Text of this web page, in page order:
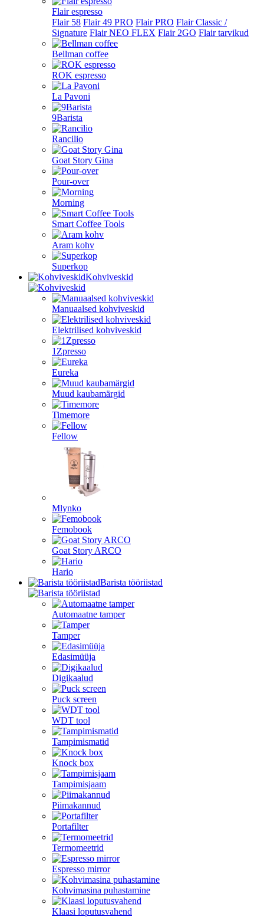
Flair espresso
Flair 58 Flair 49 PRO Flair PRO Flair Classic /
Signature Flair NEO FLEX Flair 2GO Flair tarvikud
Bellman coffee
ROK espresso
La Pavoni
9Barista
Rancilio
Goat Story Gina
Pour-over
Morning
Smart Coffee Tools
Aram kohv
Superkop
Kohviveskid
Manuaalsed kohviveskid
Elektrilised kohviveskid
1Zpresso
Eureka
Muud kaubamärgid
Timemore
Fellow
Mlynko
Femobook
Goat Story ARCO
Hario
Barista tööriistad
Automaatne tamper
Tamper
Edasimüüja
Digikaalud
Puck screen
WDT tool
Tampimismatid
Knock box
Tampimisjaam
Piimakannud
Portafilter
Termomeetrid
Espresso mirror
Kohvimasina puhastamine
Klaasi loputusvahend